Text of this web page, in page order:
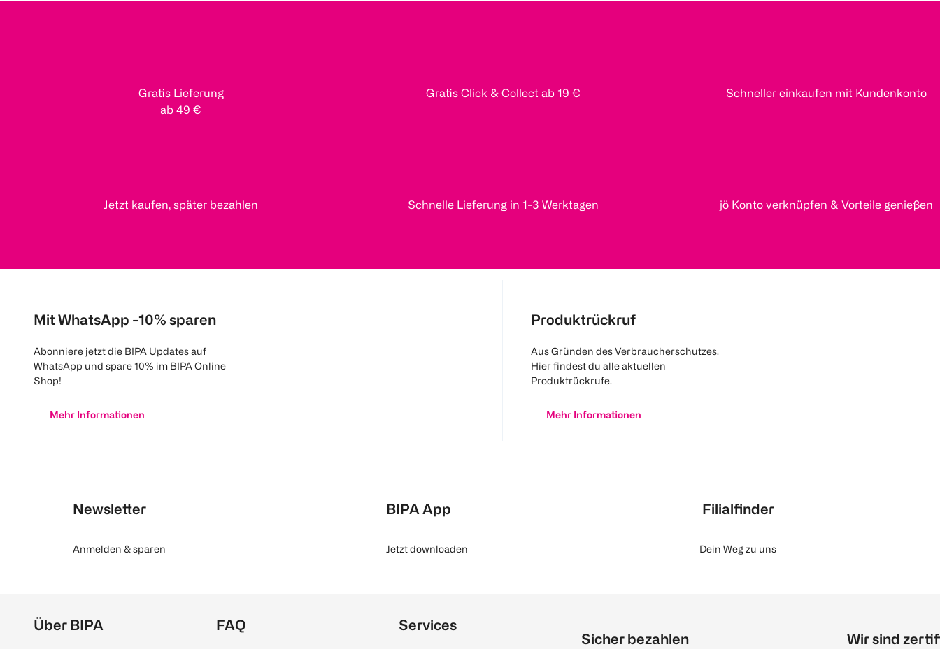
Gratis Lieferung
ab 49 €
Gratis Click & Collect ab 19 € Schneller einkaufen mit Kundenkonto
Jetzt kaufen, später bezahlen Schnelle Lieferung in 1-3 Werktagen jö Konto verknüpfen & Vorteile genießen
Mit WhatsApp -10% sparen
Abonniere jetzt die BIPA Updates auf
WhatsApp und spare 10% im BIPA Online
Shop!
Mehr Informationen
Produktrückruf
Aus Gründen des Verbraucherschutzes.
Hier findest du alle aktuellen
Produktrückrufe.
Mehr Informationen
Newsletter
Anmelden & sparen
BIPA App
Jetzt downloaden
Filialfinder
Dein Weg zu uns
Über BIPA FAQ Services
Sicher bezahlen Wir sind